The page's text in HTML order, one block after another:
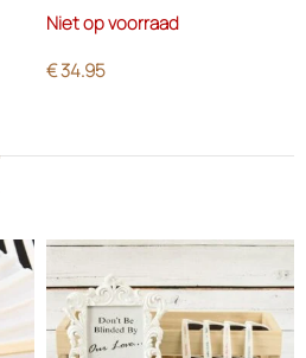
Niet op voorraad
€34.95